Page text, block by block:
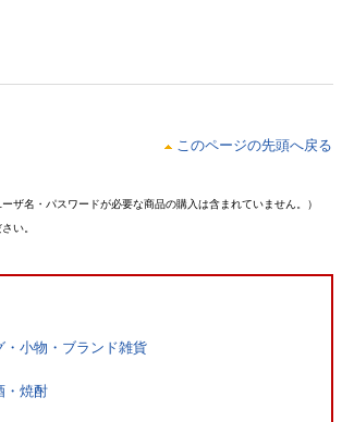
このページの先頭へ戻る
名・パスワードが必要な商品の購入は含まれていません。）
い。
・小物・ブランド雑貨
・焼酎